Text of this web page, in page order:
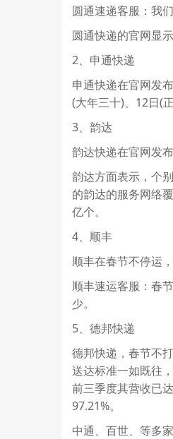
圆通速递客服：我
圆通快递的官网显
2、申通快递
申通快递在官网发
(大年三十)、12日(
3、韵达
韵达快递在官网发
韵达方面表示，个
的韵达的服务网络
亿个。
4、顺丰
顺丰在春节不停运
顺丰速运客服：春
少。
5、德邦快递
德邦快递，春节不
送达标准一如既往
前三季度其营收已
97.21%。
中通、百世、等多